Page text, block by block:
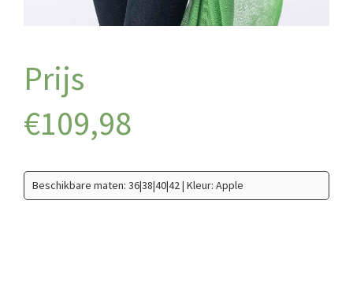
€109,98
Beschikbare maten: 36|38|40|42 | Kleur: Apple